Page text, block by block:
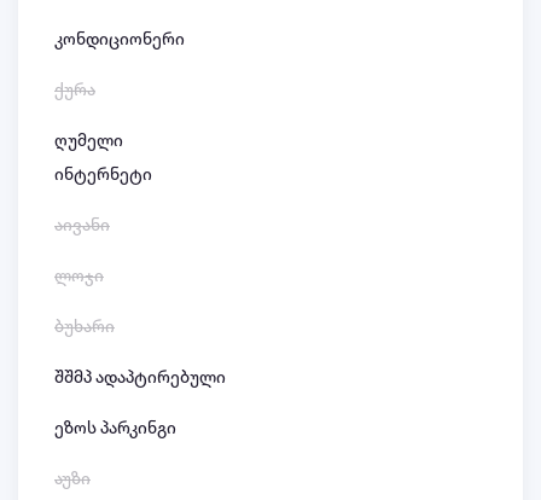
კონდიციონერი
ქურა
ღუმელი
ინტერნეტი
აივანი
ლოჯი
ბუხარი
შშმპ ადაპტირებული
ეზოს პარკინგი
აუზი